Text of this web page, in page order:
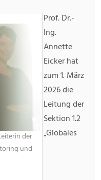
der
und
Prof. Dr.-
Ing.
Annette
Eicker hat
zum 1. März
2026 die
Leitung der
Sektion 1.2
„Globales